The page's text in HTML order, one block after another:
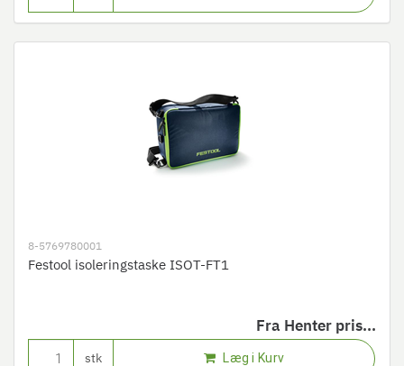
8-5769780001
Festool isoleringstaske ISOT-FT1
Fra Henter pris...
stk Læg i Kurv